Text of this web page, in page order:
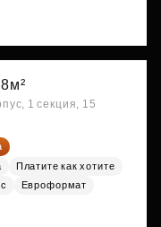
1 секция, 15
Платите как хотите
Евроформат